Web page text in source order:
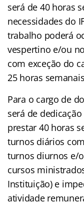
será de 40 horas
necessidades do
trabalho poderá
vespertino e/ou
com exceção do
25 horas
Para o cargo de
será de
prestar 40 horas
turnos diários
turnos diurnos e/
cursos
Instituição) e
atividade